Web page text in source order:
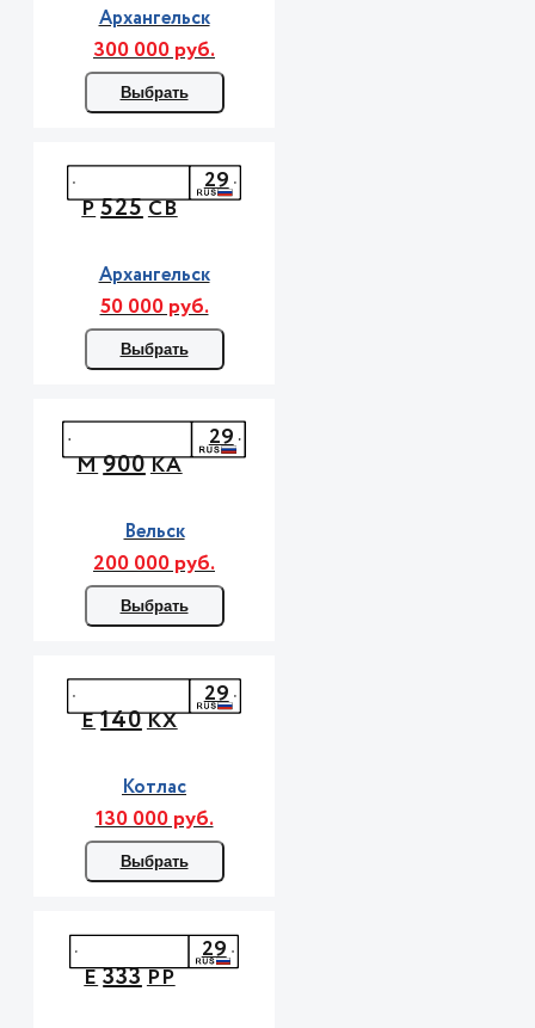
Архангельск
300 000 руб.
Выбрать
Р525СВ
29
Архангельск
50 000 руб.
Выбрать
М900КА
29
Вельск
200 000 руб.
Выбрать
Е140КХ
29
Котлас
130 000 руб.
Выбрать
Е333РР
29